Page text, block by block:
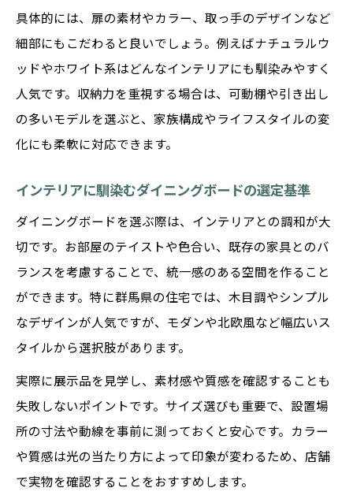
美しい収納を叶えるダイニングボードの選
択肢
機能も見た目も満足できる家具の工夫
機能美あふれるダイニングボードの選び方
ダイニングボードで叶える快適収納の秘訣
デザインと機能が両立するダイニングボー
無垢材ダイニングボードの魅力と選定ポイ
ント
オーダーメイドダイニングボードの活用方
法
理想への第一歩となる展示品見学のコツ
ダイニングボード展示品を見学する際の注
店舗でチェックすべきダイニングボードの
特徴
具体的には、扉の素材やカラー、取っ手のデザインなど
細部にもこだわると良いでしょう。例えばナチュラルウ
ッドやホワイト系はどんなインテリアにも馴染みやすく
人気です。収納力を重視する場合は、可動棚や引き出し
の多いモデルを選ぶと、家族構成やライフスタイルの変
化にも柔軟に対応できます。
インテリアに馴染むダイニングボードの選定基準
ダイニングボードを選ぶ際は、インテリアとの調和が大
切です。お部屋のテイストや色合い、既存の家具とのバ
ランスを考慮することで、統一感のある空間を作ること
ができます。特に群馬県の住宅では、木目調やシンプル
なデザインが人気ですが、モダンや北欧風など幅広いス
タイルから選択肢があります。
実際に展示品を見学し、素材感や質感を確認することも
失敗しないポイントです。サイズ選びも重要で、設置場
所の寸法や動線を事前に測っておくと安心です。カラー
や質感は光の当たり方によって印象が変わるため、店舗
で実物を確認することをおすすめします。